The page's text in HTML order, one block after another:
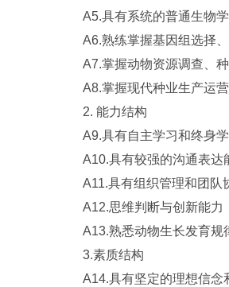
A5.具有系统的普通生物
A6.熟练掌握基因组选择
A7.掌握动物资源调查、
A8.掌握现代种业生产运
2. 能力结构
A9.具有自主学习和终身学
A10.具有较强的沟通表达
A11.具有组织管理和团队
A12.思维判断与创新能力
A13.熟悉动物生长发育规
3.素质结构
A14.具有坚定的理想信念